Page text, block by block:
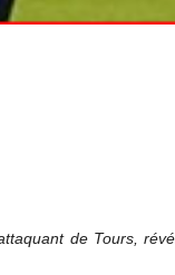
de Tours,